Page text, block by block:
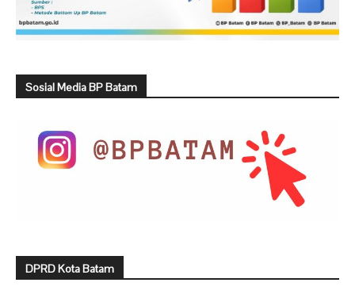
Sosial Media BP Batam
DPRD Kota Batam